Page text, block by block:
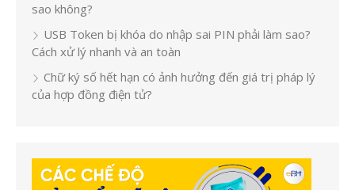
sao không?
USB Token bị khóa do nhập sai PIN phải làm sao?
Cách xử lý nhanh và an toàn
Chữ ký số hết hạn có ảnh hưởng đến giá trị pháp lý
của hợp đồng điện tử?